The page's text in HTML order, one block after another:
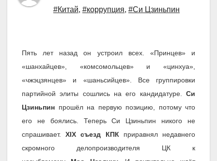
#Китай, #коррупция, #Си Цзиньпин
Пять лет назад он устроил всех. «Принцев» и
«шанхайцев», «комсомольцев» и «цинхуа»,
«чжэцзянцев» и «шаньсийцев». Все группировки
партийной элиты сошлись на его кандидатуре. Си
Цзиньпин прошёл на первую позицию, потому что
его не боялись. Теперь Си Цзиньпин никого не
спрашивает.XIX съезд КПК приравнял недавнего
скромного делопроизводителя ЦК к